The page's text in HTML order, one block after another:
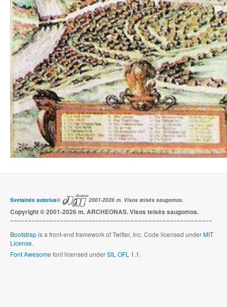
Svetainės autorius© 2001-2026 m. Visos teisės saugomos.
Copyright © 2001-2026 m. ARCHEONAS. Visos teisės saugomos.
~~~~~~~~~~~~~~~~~~~~~~~~~~~~~~~~~~~~~~~~~~~~~~~~~~~~~~~~~
Bootstrapis a front-end framework of Twitter, Inc. Code licensed underMIT
License.
Font Awesomefont licensed underSIL OFL 1.1.